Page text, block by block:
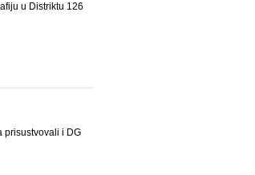
u Distriktu 126
prisustvovali i DG